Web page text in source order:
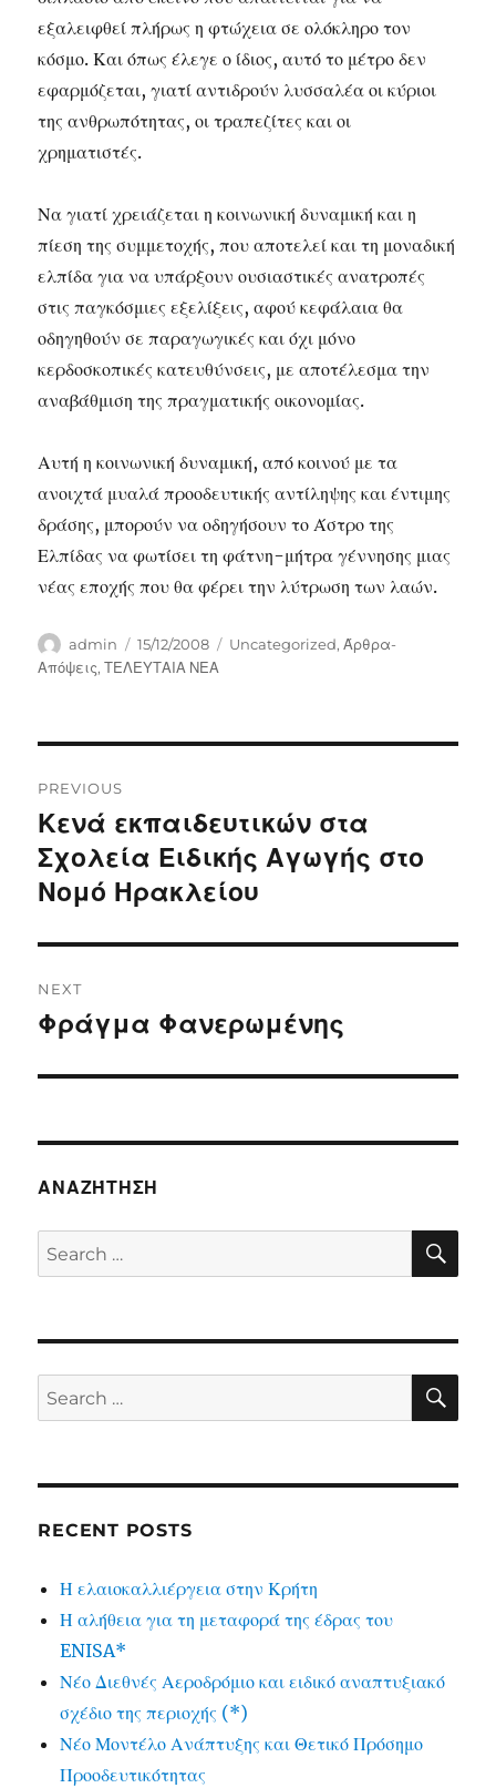
εξαλειφθεί πλήρως η φτώχεια σε ολόκληρο τον
κόσμο. Και όπως έλεγε ο ίδιος, αυτό το μέτρο δεν
εφαρμόζεται, γιατί αντιδρούν λυσσαλέα οι κύριοι
της ανθρωπότητας, οι τραπεζίτες και οι
χρηματιστές.
Να γιατί χρειάζεται η κοινωνική δυναμική και η
πίεση της συμμετοχής, που αποτελεί και τη μοναδική
ελπίδα για να υπάρξουν ουσιαστικές ανατροπές
στις παγκόσμιες εξελίξεις, αφού κεφάλαια θα
οδηγηθούν σε παραγωγικές και όχι μόνο
κερδοσκοπικές κατευθύνσεις, με αποτέλεσμα την
αναβάθμιση της πραγματικής οικονομίας.
Αυτή η κοινωνική δυναμική, από κοινού με τα
ανοιχτά μυαλά προοδευτικής αντίληψης και έντιμης
δράσης, μπορούν να οδηγήσουν το Άστρο της
Ελπίδας να φωτίσει τη φάτνη-μήτρα γέννησης μιας
νέας εποχής που θα φέρει την λύτρωση των λαών.
Author
admin
Posted
on
15/12/2008 Categories
Uncategorized,Άρθρα-
Απόψεις,ΤΕΛΕΥΤΑΙΑ ΝΕΑ
navigation
PREVIOUS
Previous
post:
Κενά εκπαιδευτικών στα
Σχολεία Ειδικής Αγωγής στο
Νομό Ηρακλείου
NEXT
Next
Φράγμα Φανερωμένης
ΑΝΑΖΉΤΗΣΗ
Search
for:
Search
for:
RECENT POSTS
Η ελαιοκαλλιέργεια στην Κρήτη
Η αλήθεια για τη μεταφορά της έδρας του
ENISA*
Νέο Διεθνές Αεροδρόμιο και ειδικό αναπτυξιακό
σχέδιο της περιοχής (*)
Νέο Μοντέλο Ανάπτυξης και Θετικό Πρόσημο
Προοδευτικότητας